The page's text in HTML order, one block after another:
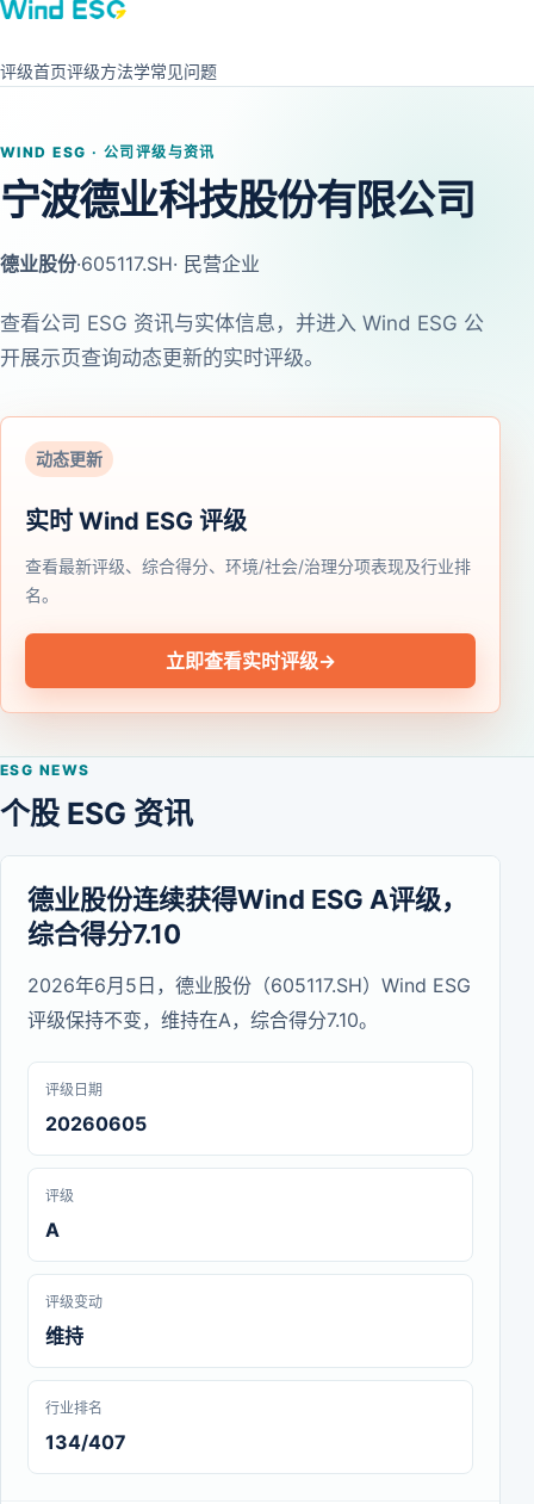
评级首页评级方法学常见问题
WIND ESG · 公司评级与资讯
宁波德业科技股份有限公司
德业股份·605117.SH· 民营企业
查看公司 ESG 资讯与实体信息，并进入 Wind ESG 公
开展示页查询动态更新的实时评级。
动态更新
实时 Wind ESG 评级
查看最新评级、综合得分、环境/社会/治理分项表现及行业排
名。
立即查看实时评级→
ESG NEWS
个股 ESG 资讯
德业股份连续获得Wind ESG A评级，
综合得分7.10
2026年6月5日，德业股份（605117.SH）Wind ESG
评级保持不变，维持在A，综合得分7.10。
评级日期
20260605
评级
A
评级变动
维持
行业排名
134/407